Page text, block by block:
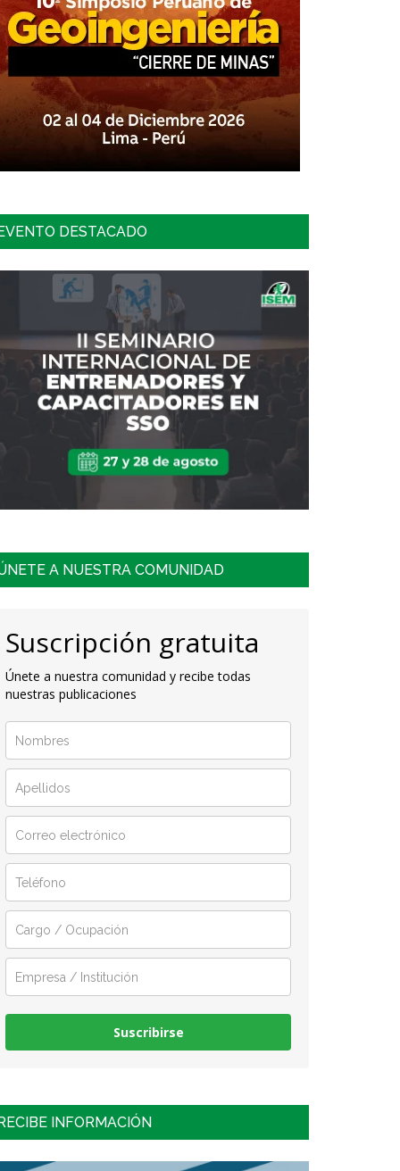
DESTACADO
A NUESTRA COMUNIDAD
Suscripción gratuita
Únete a nuestra comunidad y recibe todas
nuestras publicaciones
Suscribirse
INFORMACIÓN